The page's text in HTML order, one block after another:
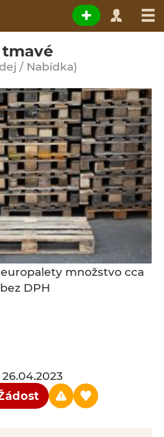
/ Nabídka)
množstvo cca
DPH
26.04.2023